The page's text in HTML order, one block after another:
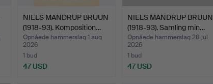
NIELS MANDRUP BRUUN
(1918-93). Komposition…
Opnåede hammerslag 1 aug
2026
1 bud
47 USD
NIELS MANDRUP BRUUN
(1918-93). Samling min…
Opnåede hammerslag 28 jul
2026
1 bud
47 USD